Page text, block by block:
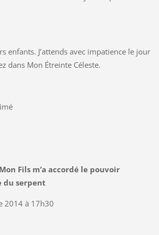
enfants. J’attends avec impatience le jour
dans Mon Étreinte Céleste.
Fils m’a accordé le pouvoir
du serpent
2014 à 17h30